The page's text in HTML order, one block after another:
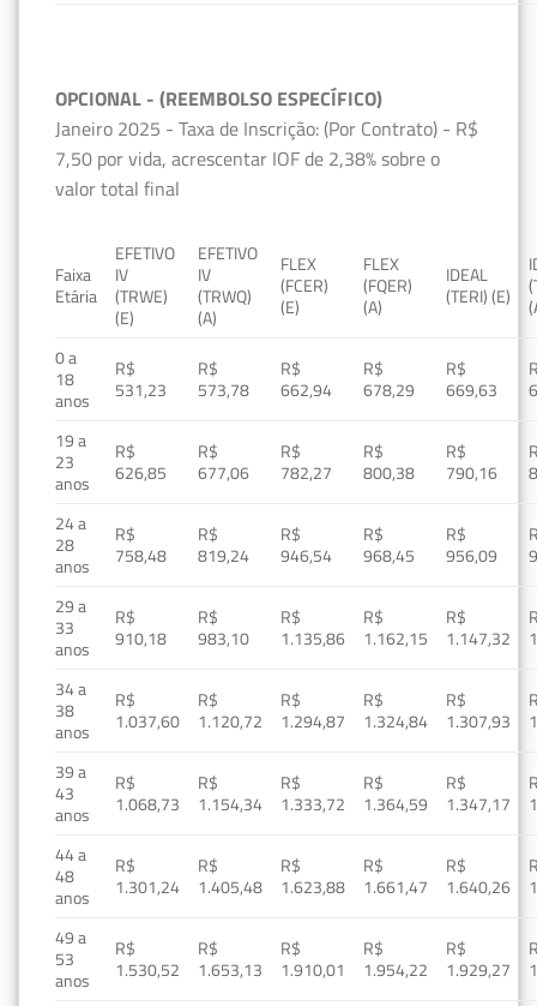
OPCIONAL - (REEMBOLSO ESPECÍFICO)
Janeiro 2025 - Taxa de Inscrição: (Por Contrato) - R$
7,50 por vida, acrescentar IOF de 2,38% sobre o
valor total final
Faixa
Etária
EFETIVO
IV
(TRWE)
(E)
EFETIVO
IV
(TRWQ)
(A)
FLEX
(FCER)
(E)
FLEX
(FQER)
(A)
IDEAL
(TERI) (E)
0 a
18
anos
R$
531,23
R$
573,78
R$
662,94
R$
678,29
R$
669,63
19 a
23
anos
R$
626,85
R$
677,06
R$
782,27
R$
800,38
R$
790,16
24 a
28
anos
R$
758,48
R$
819,24
R$
946,54
R$
968,45
R$
956,09
29 a
33
anos
R$
910,18
R$
983,10
R$
1.135,86
R$
1.162,15
R$
1.147,32
34 a
38
anos
R$
1.037,60
R$
1.120,72
R$
1.294,87
R$
1.324,84
R$
1.307,93
39 a
43
anos
R$
1.068,73
R$
1.154,34
R$
1.333,72
R$
1.364,59
R$
1.347,17
44 a
48
anos
R$
1.301,24
R$
1.405,48
R$
1.623,88
R$
1.661,47
R$
1.640,26
49 a
53
anos
R$
1.530,52
R$
1.653,13
R$
1.910,01
R$
1.954,22
R$
1.929,27